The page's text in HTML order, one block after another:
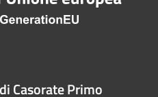
Casorate Primo